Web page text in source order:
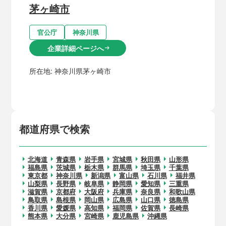
都道府県で検索
北海道 青森県 岩手県 宮城県 秋田県
山形県
福島県
茨城県 栃木県 群馬県 埼玉県
千葉県
東京都
神奈川県 新潟県 富山県 石川県
福井県
山梨県
長野県 岐阜県 静岡県 愛知県
三重県
滋賀県
京都府 大阪府 兵庫県 奈良県
和歌山県
鳥取県
島根県 岡山県 広島県 山口県
徳島県
香川県
愛媛県 高知県 福岡県 佐賀県
長崎県
熊本県
大分県 宮崎県 鹿児島県 沖縄県
茅ヶ崎市
官公庁 神奈川県
企業詳細ページへarrow_right_alt
所在地:神奈川県茅ヶ崎市